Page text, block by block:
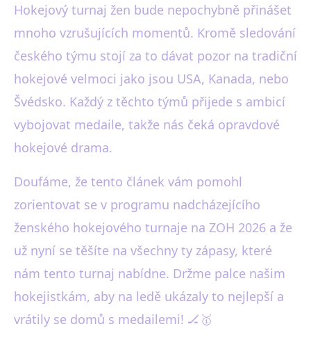
Hokejový turnaj žen bude nepochybně přinášet
mnoho vzrušujících momentů. Kromě sledování
českého týmu stojí za to dávat pozor na tradiční
hokejové velmoci jako jsou USA, Kanada, nebo
Švédsko. Každý z těchto týmů přijede s ambicí
vybojovat medaile, takže nás čeká opravdové
hokejové drama.
Doufáme, že tento článek vám pomohl
zorientovat se v programu nadcházejícího
ženského hokejového turnaje na ZOH 2026 a že
už nyní se těšíte na všechny ty zápasy, které
nám tento turnaj nabídne. Držme palce našim
hokejistkám, aby na ledě ukázaly to nejlepší a
vrátily se domů s medailemi! 🏒🥇